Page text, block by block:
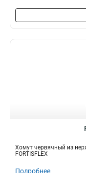
Хомут червячный из
FORTISFLEX
Подробнее